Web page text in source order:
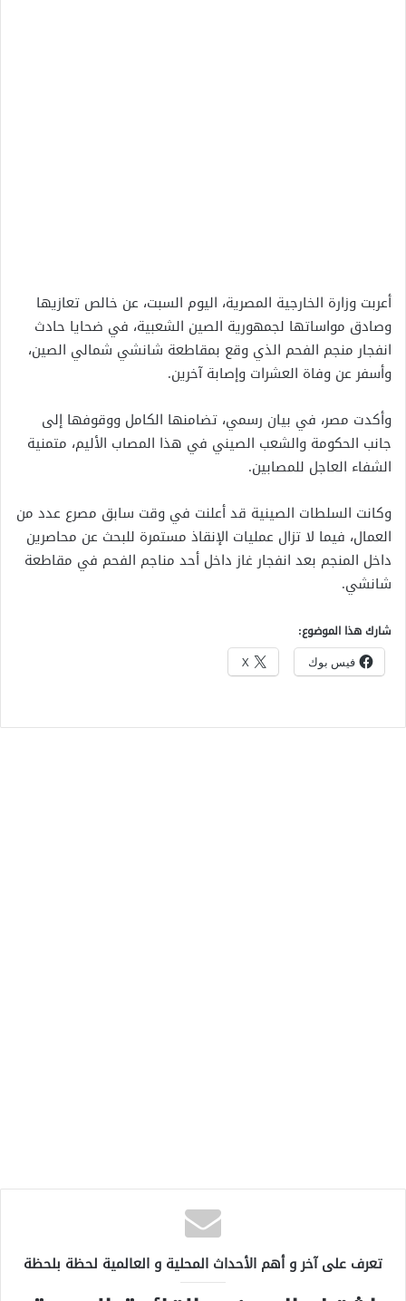
أعربت وزارة الخارجية المصرية، اليوم السبت، عن خالص تعازيها
وصادق مواساتها لجمهورية الصين الشعبية، في ضحايا حادث
انفجار منجم الفحم الذي وقع بمقاطعة شانشي شمالي الصين،
وأسفر عن وفاة العشرات وإصابة آخرين.
وأكدت مصر، في بيان رسمي، تضامنها الكامل ووقوفها إلى
جانب الحكومة والشعب الصيني في هذا المصاب الأليم، متمنية
الشفاء العاجل للمصابين.
وكانت السلطات الصينية قد أعلنت في وقت سابق مصرع عدد من
العمال، فيما لا تزال عمليات الإنقاذ مستمرة للبحث عن محاصرين
داخل المنجم بعد انفجار غاز داخل أحد مناجم الفحم في مقاطعة
شانشي.
شارك هذا الموضوع:
فيس بوك X
تعرف على آخر و أهم الأحداث المحلية و العالمية لحظة بلحظة